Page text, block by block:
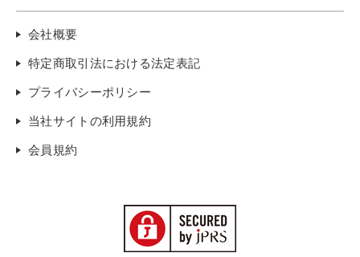
会社概要
特定商取引法における法定表記
プライバシーポリシー
当社サイトの利用規約
会員規約